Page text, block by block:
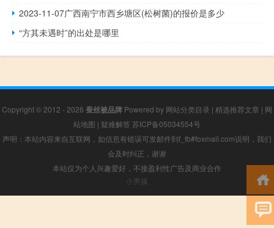
2023-11-07广西南宁市西乡塘区(松树菌)的报价是多少
“方其未遇时”的出处是哪里
Copyright © 2012 - 2026 蚕丝被品牌 Powered by 网站分类目录 | 精选推荐文章 | 网
站地图 | 疑难解答 苏ICP备05034554号
声明：本站内容来自互联网，如信息有错误可发邮件到f_fb#foxmail.com说明，我们
会及时纠正，谢谢
本站仅为个人兴趣爱好，不接盈利性广告及商业合作
小男孩